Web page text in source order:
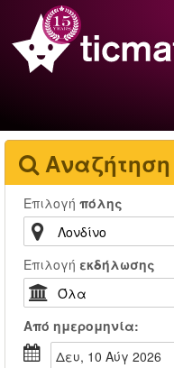
Αναζήτηση
Επιλογή πόλης
Επιλογή εκδήλωσης
Από ημερομηνία:
Δευ, 10 Αύγ 2026